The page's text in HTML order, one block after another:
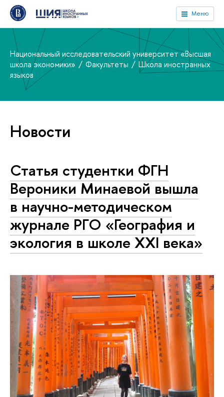
Меню
Национальный исследовательский университет «Высшая
школа экономики»
Факультеты
Школа иностранных
языков
Новости
Статья студентки ФГН
Вероники Минаевой вышла
в научно-методическом
журнале РГО «География и
экология в школе XXI века»